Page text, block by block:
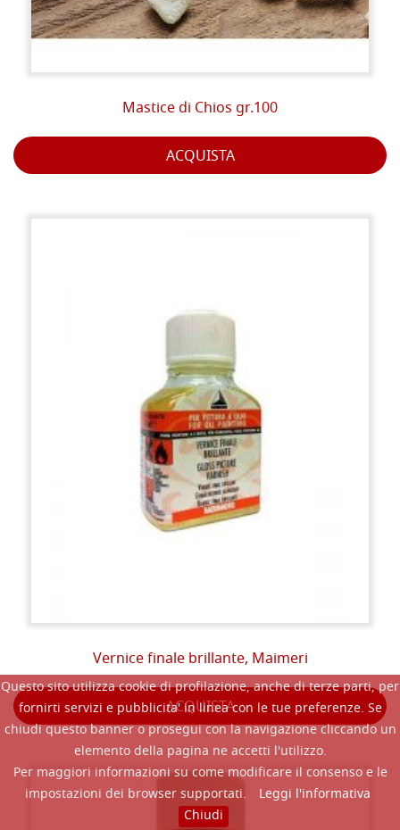
Questo sito utilizza cookie di profilazione, anche di terze parti, per
fornirti servizi e pubblicita' in linea con le tue preferenze. Se
chiudi questo banner o prosegui con la navigazione cliccando un
elemento della pagina ne accetti l'utilizzo.
Per maggiori informazioni su come modificare il consenso e le
impostazioni dei browser supportati.
Leggi l'informativa
Chiudi
Mastice di Chios gr.100
ACQUISTA
Vernice finale brillante, Maimeri
ACQUISTA